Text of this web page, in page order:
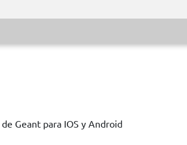
Geant para IOS y Android